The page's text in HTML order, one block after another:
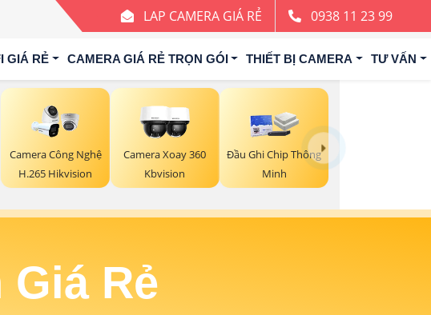
LAP CAMERA GIÁ RẺ 0938 11 23 99
GIÁ RẺ CAMERA GIÁ RẺ TRỌN GÓI THIẾT BỊ CAMERA TƯ VẤN
Camera Công Nghệ
H.265 Hikvision
Camera Xoay 360
Kbvision
Đầu Ghi Chip Thông
Minh
Rẻ